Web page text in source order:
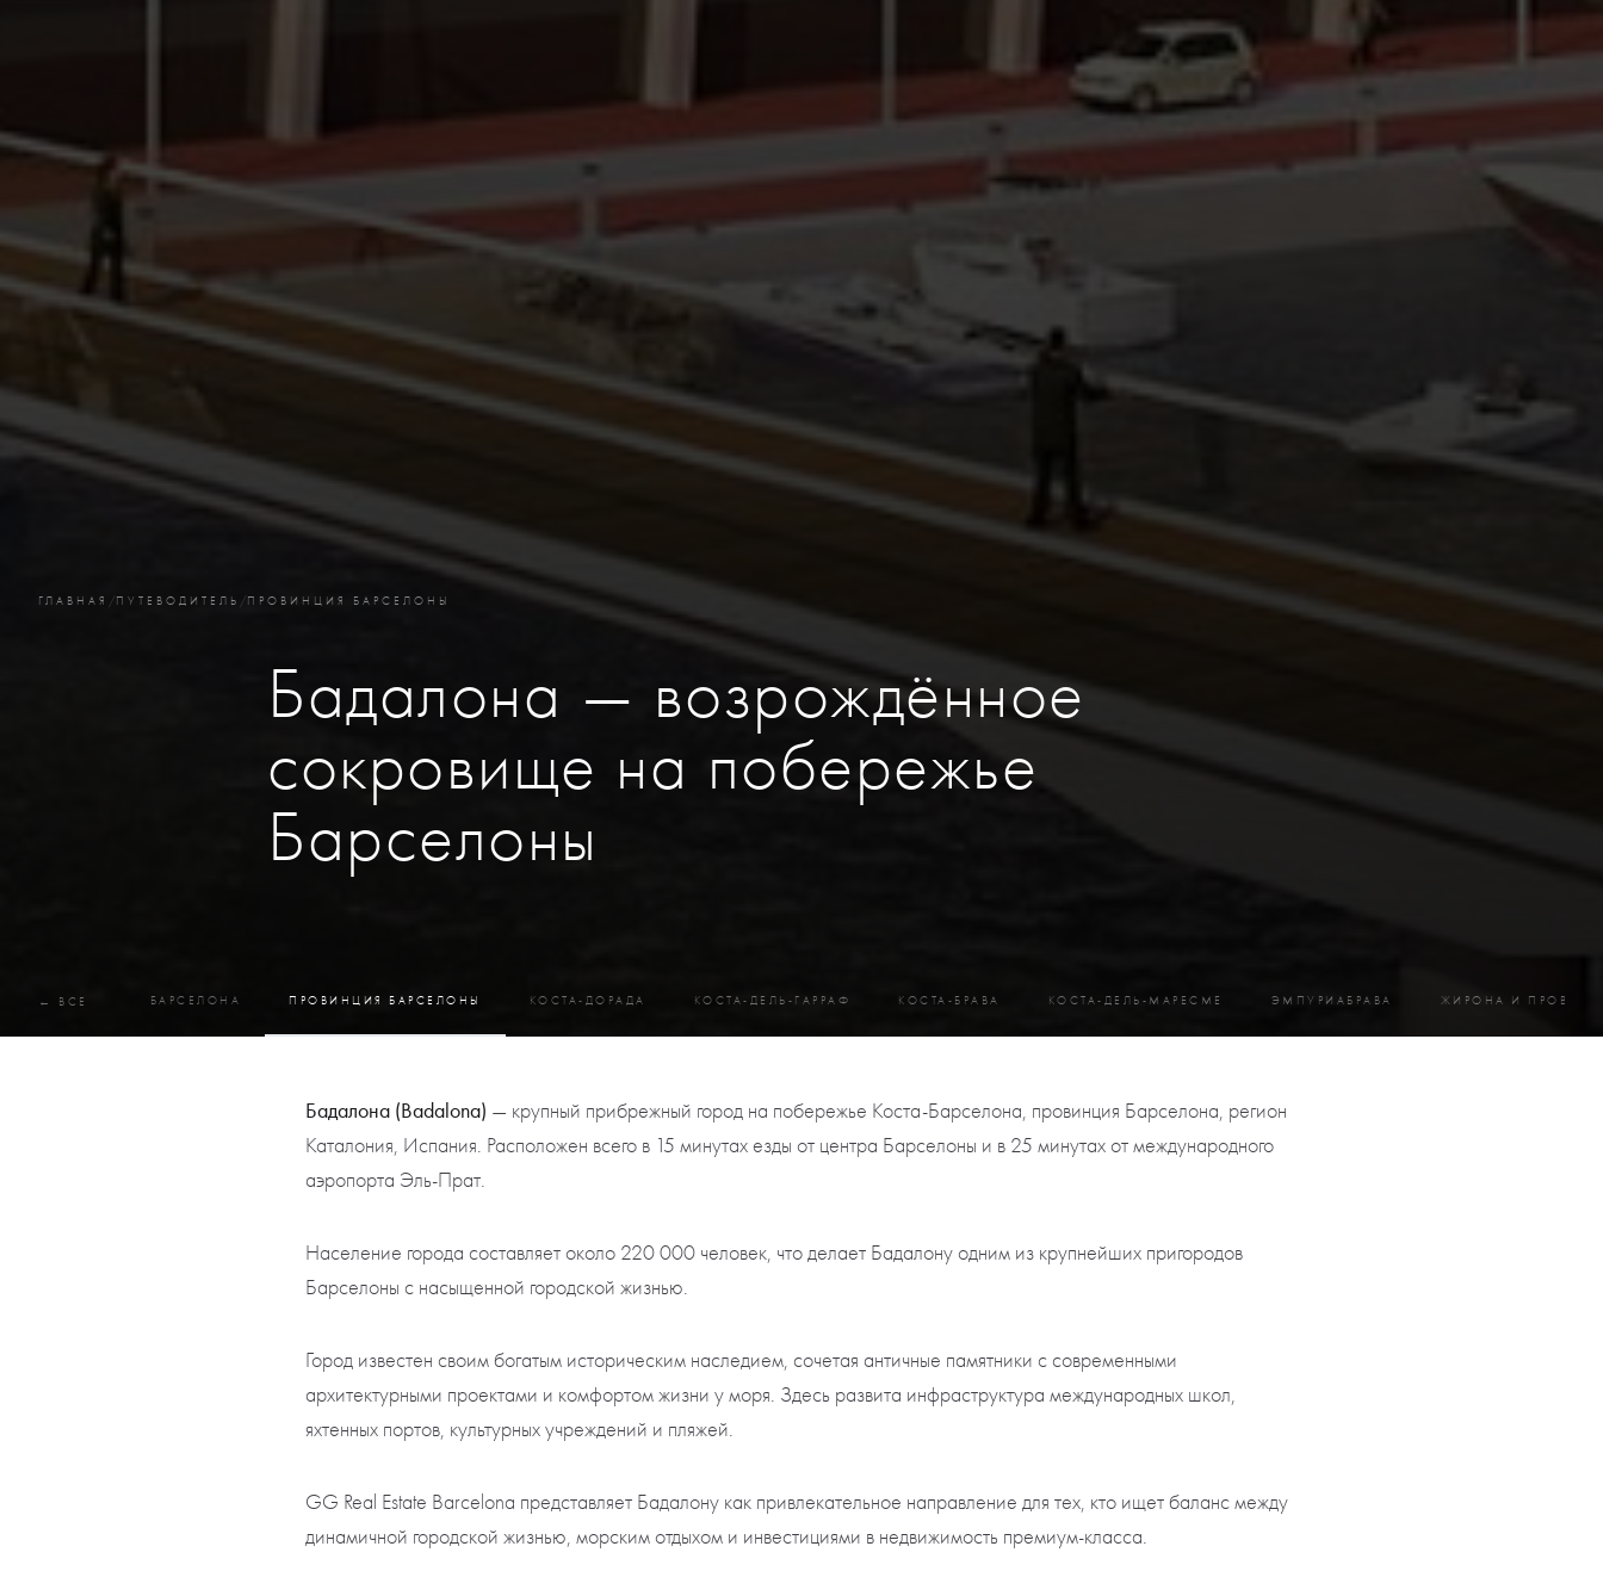
ГЛАВНАЯ /ПУТЕВОДИТЕЛЬ /ПРОВИНЦИЯ БАРСЕЛОНЫ
Бадалона — возрождённое
сокровище на побережье
Барселоны
← ВСЕ БАРСЕЛОНА ПРОВИНЦИЯ БАРСЕЛОНЫ КОСТА-ДОРАДА КОСТА-ДЕЛЬ-ГАРРАФ КОСТА-БРАВА КОСТА-ДЕЛЬ-МАРЕСМЕ ЭМПУРИАБРАВА ЖИРОНА И
Бадалона (Badalona) — крупный прибрежный город на побережье Коста-Барселона, провинция Барселона, регион
Каталония, Испания. Расположен всего в 15 минутах езды от центра Барселоны и в 25 минутах от международного
аэропорта Эль-Прат.
Население города составляет около 220 000 человек, что делает Бадалону одним из крупнейших пригородов
Барселоны с насыщенной городской жизнью.
Город известен своим богатым историческим наследием, сочетая античные памятники с современными
архитектурными проектами и комфортом жизни у моря. Здесь развита инфраструктура международных школ,
яхтенных портов, культурных учреждений и пляжей.
GG Real Estate Barcelona представляет Бадалону как привлекательное направление для тех, кто ищет баланс между
динамичной городской жизнью, морским отдыхом и инвестициями в недвижимость премиум-класса.